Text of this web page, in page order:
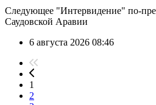
Следующее "Интервидение" по-
Саудовской Аравии
6 августа 2026 08:46
1
2